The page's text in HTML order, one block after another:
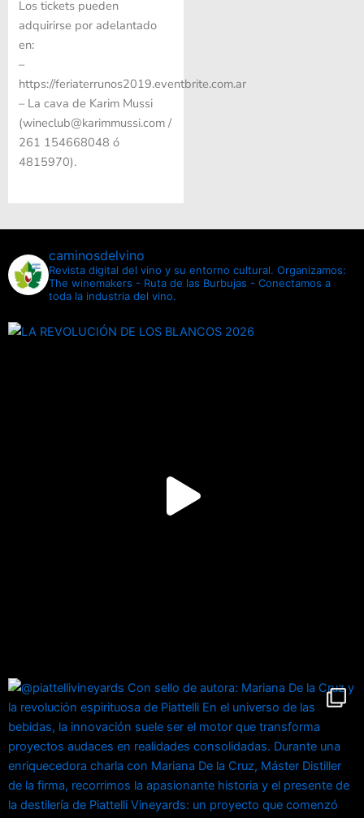
Los tickets pueden
adquirirse por adelantado
en:
–
https://feriaterrunos2019.eventbrite.com.ar
– La cava de Karim Mussi
(wineclub@karimmussi.com /
261 154668048 ó
4815970).
caminosdelvino
Revista digital del vino y su entorno cultural. Organizamos:
The winemakers - Ruta de las Burbujas - Conectamos a
toda la industria del vino.